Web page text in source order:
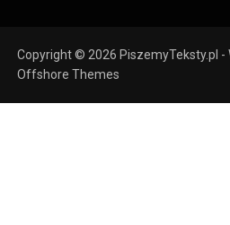
Copyright © 2026 PiszemyTeksty.pl -
Offshore Themes